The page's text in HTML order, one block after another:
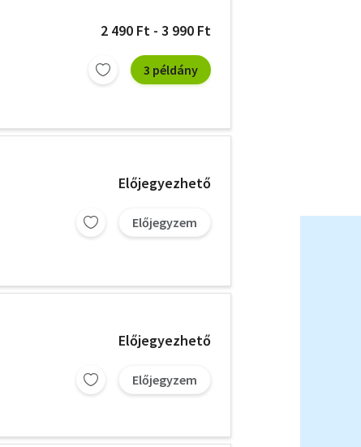
2 490 Ft - 3 990 Ft
3 példány
Előjegyezhető
Előjegyzem
Előjegyezhető
Előjegyzem